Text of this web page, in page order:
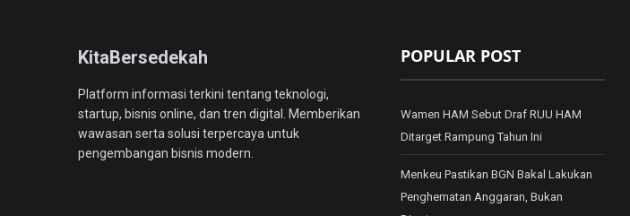
KitaBersedekah
Platform informasi terkini tentang teknologi,
startup, bisnis online, dan tren digital. Memberikan
wawasan serta solusi terpercaya untuk
pengembangan bisnis modern.
POPULAR POST
Wamen HAM Sebut Draf RUU HAM
Ditarget Rampung Tahun Ini
Menkeu Pastikan BGN Bakal Lakukan
Penghematan Anggaran, Bukan